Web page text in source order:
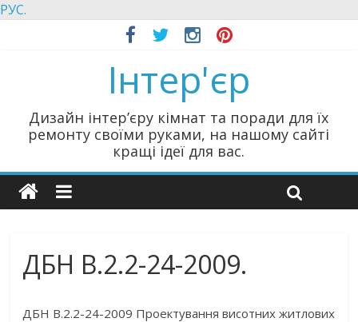
РУС.
Інтер'єр
Дизайн інтер’єру кімнат та поради для їх
ремонту своїми руками, на нашому сайті
кращі ідеї для вас.
ДБН В.2.2-24-2009.
ДБН В.2.2-24-2009 Проектування висотних житлових